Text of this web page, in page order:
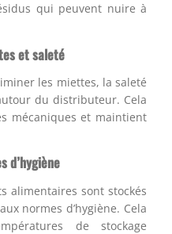
qui peuvent nuire à
et saleté
les miettes, la saleté
du distributeur. Cela
mécaniques et maintient
d’hygiène
alimentaires sont stockés
normes d’hygiène. Cela
de stockage